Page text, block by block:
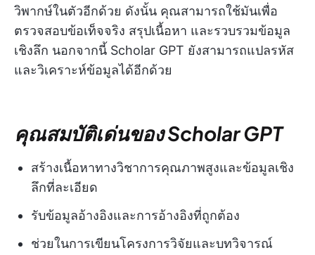
วิพากษ์ในตัวอีกด้วย ดังนั้น คุณสามารถใช้มันเพื่อ
ตรวจสอบข้อเท็จจริง สรุปเนื้อหา และรวบรวมข้อมูล
เชิงลึก นอกจากนี้ Scholar GPT ยังสามารถแปลรหัส
และวิเคราะห์ข้อมูลได้อีกด้วย
คุณสมบัติเด่นของ Scholar GPT
สร้างเนื้อหาทางวิชาการคุณภาพสูงและข้อมูลเชิง
ลึกที่ละเอียด
รับข้อมูลอ้างอิงและการอ้างอิงที่ถูกต้อง
ช่วยในการเขียนโครงการวิจัยและบทวิจารณ์